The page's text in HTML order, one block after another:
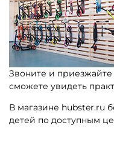
Звоните и
сможете увидеть
В магазине hubster.ru
детей по доступным